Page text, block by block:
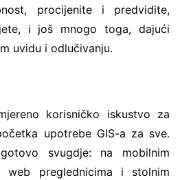
procijenite i predvidite,
i još mnogo toga, dajući
uvidu i odlučivanju.
korisničko iskustvo za
upotrebe GIS-a za sve.
svugdje: na mobilnim
web preglednicima i stolnim